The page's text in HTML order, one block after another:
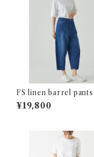
FS linen barrel
6221
¥19,800